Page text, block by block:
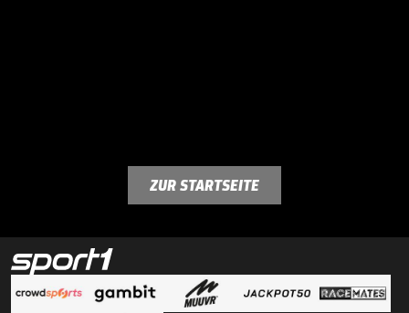
ZUR STARTSEITE